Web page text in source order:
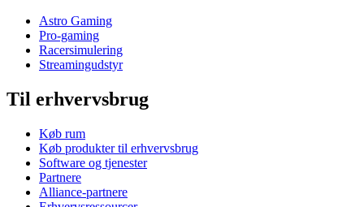
Astro Gaming
Pro-gaming
Racersimulering
Streamingudstyr
Til erhvervsbrug
Køb rum
Køb produkter til erhvervsbrug
Software og tjenester
Partnere
Alliance-partnere